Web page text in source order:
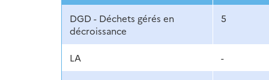
DGD - Déchets gérés en
décroissance
5
LA -